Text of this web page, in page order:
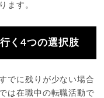
ます。
く4つの選択肢
でに残りが少ない場合
は在職中の転職活動で